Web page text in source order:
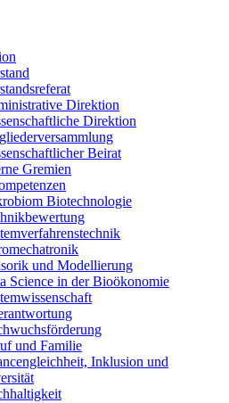
Direktion
Direktion
Beirat
Gremien
Biotechnologie
und Modellierung
Science in der Bioökonomie
und Familie
Inklusion und